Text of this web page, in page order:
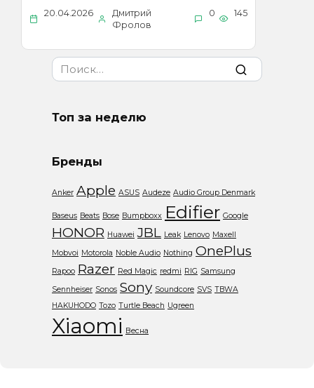
20.04.2026
Дмитрий
Фролов
0 145
Search
for:
Топ за неделю
Бренды
Anker Apple ASUS Audeze Audio Group Denmark
Baseus Beats Bose Bumpboxx Edifier Google
HONOR Huawei JBL Leak Lenovo Maxell
Mobvoi Motorola Noble Audio Nothing OnePlus
Rapoo Razer Red Magic redmi RIG Samsung
Sennheiser Sonos Sony Soundcore SVS TBWA
HAKUHODO Tozo Turtle Beach Ugreen
Xiaomi Весна